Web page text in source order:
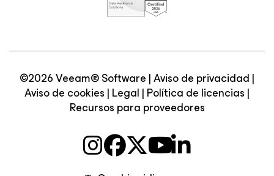
©2026 Veeam® Software |Aviso de privacidad |
Aviso de cookies | Legal | Política de licencias |
Recursos para proveedores